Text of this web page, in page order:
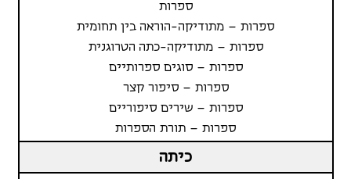
ספרות
ספרות – מתודיקה-הוראה בין תחומית
ספרות – מתודיקה-כתה הטרוגנית
ספרות – סוגים ספרותיים
ספרות – סיפור קצר
ספרות – שירים סיפוריים
ספרות – תורת הספרות
כיתה